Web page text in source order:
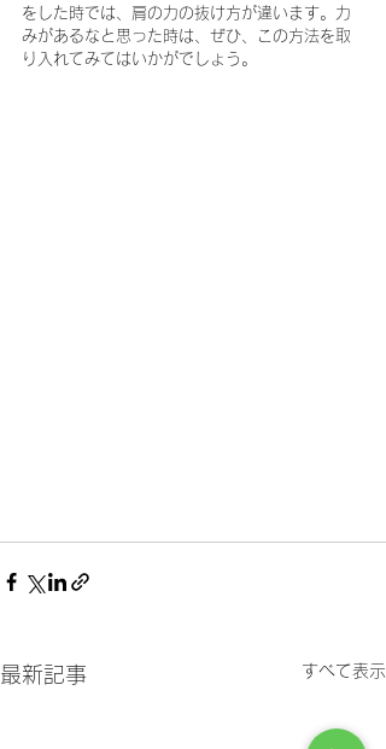
をした時では、肩の力の抜け方が違います。力
みがあるなと思った時は、ぜひ、この方法を取
り入れてみてはいかがでしょう。
最新記事 すべて表示